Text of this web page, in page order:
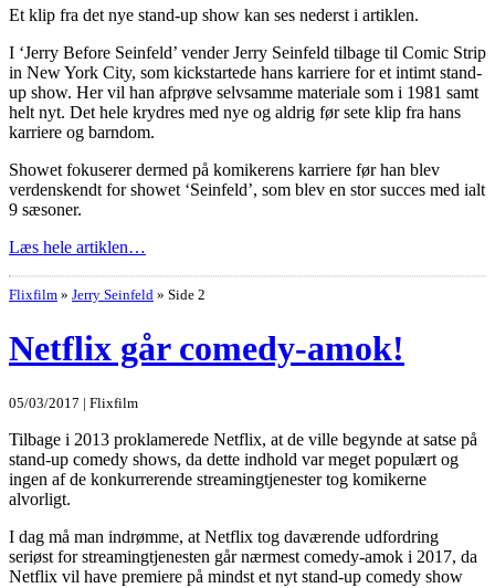
Et klip fra det nye stand-up show kan ses nederst i artiklen.
I ‘Jerry Before Seinfeld’ vender Jerry Seinfeld tilbage til Comic Strip
in New York City, som kickstartede hans karriere for et intimt stand-
up show. Her vil han afprøve selvsamme materiale som i 1981 samt
helt nyt. Det hele krydres med nye og aldrig før sete klip fra hans
karriere og barndom.
Showet fokuserer dermed på komikerens karriere før han blev
verdenskendt for showet ‘Seinfeld’, som blev en stor succes med ialt
9 sæsoner.
Læs hele artiklen…
Flixfilm » Jerry Seinfeld » Side 2
Netflix går comedy-amok!
05/03/2017 | Flixfilm
Tilbage i 2013 proklamerede Netflix, at de ville begynde at satse på
stand-up comedy shows, da dette indhold var meget populært og
ingen af de konkurrerende streamingtjenester tog komikerne
alvorligt.
I dag må man indrømme, at Netflix tog daværende udfordring
seriøst for streamingtjenesten går nærmest comedy-amok i 2017, da
Netflix vil have premiere på mindst et nyt stand-up comedy show